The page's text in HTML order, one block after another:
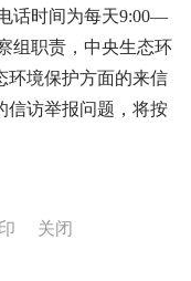
话时间为每天9:00—
组职责，中央生态环
环境保护方面的来信
信访举报问题，将按
关闭